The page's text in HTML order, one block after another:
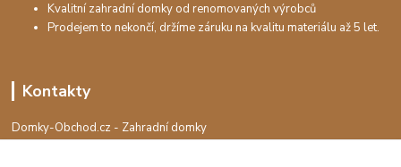
Kvalitní zahradní domky od renomovaných výrobců
Prodejem to nekončí, držíme záruku na kvalitu materiálu až 5 let.
Kontakty
Domky-Obchod.cz - Zahradní domky
+420 730 501 925